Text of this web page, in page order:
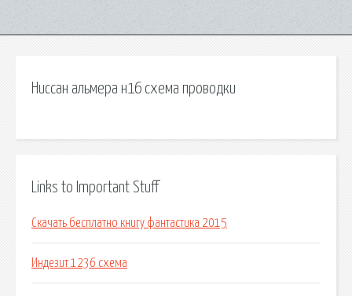
Ниссан альмера н16 схема проводки
Links to Important Stuff
Скачать бесплатно книгу фантастика 2015
Индезит 1236 схема